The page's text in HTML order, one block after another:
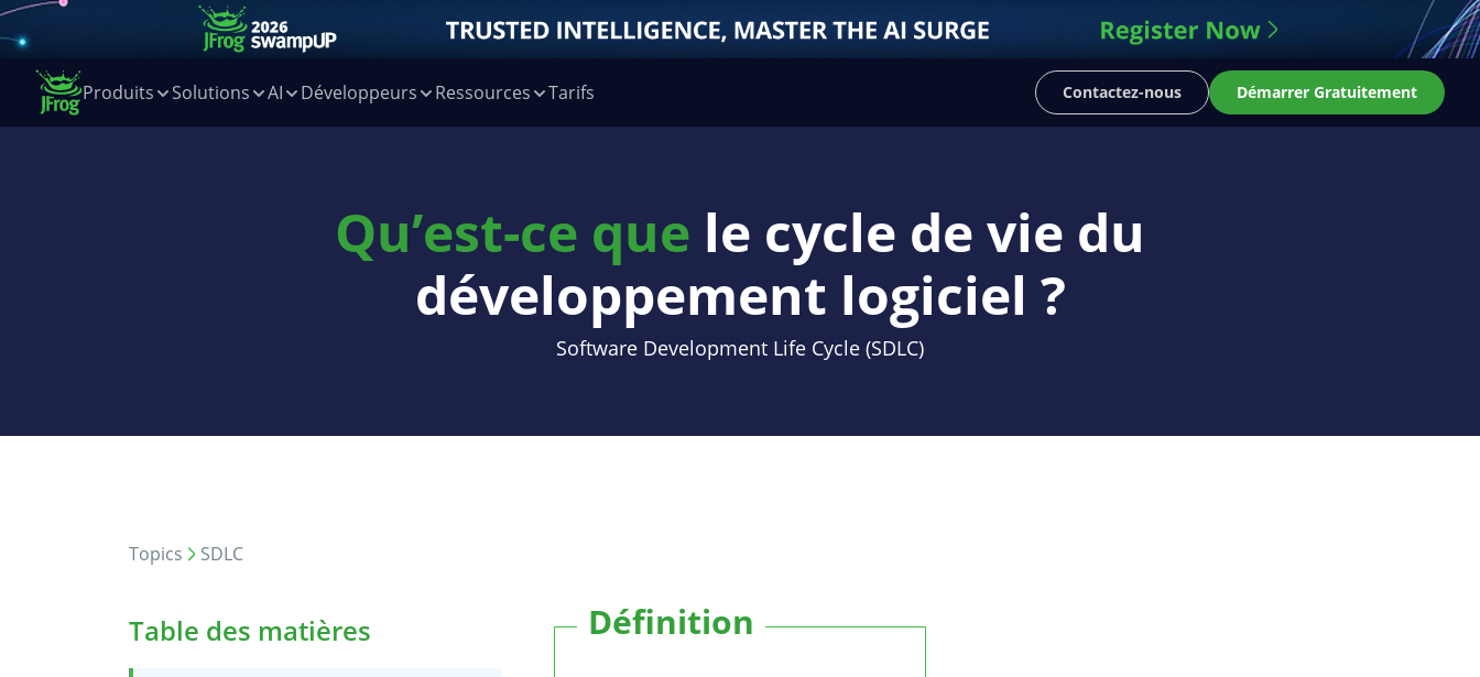
Produits Solutions AI Développeurs Ressources Tarifs Contactez-nous Démarrer Gratuitement
Qu’est-ce que le cycle de vie du
développement logiciel ?
Software Development Life Cycle (SDLC)
Topics SDLC
Table des matières Définition